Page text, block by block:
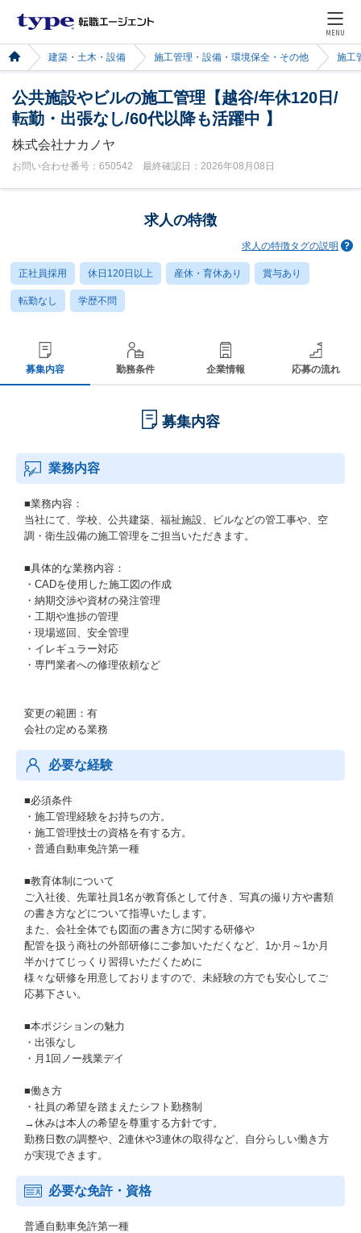
MENU
建築・土木・設備 施工管理・設備・環境保全・その他 施工
公共施設やビルの施工管理【越谷/年休120日/
転勤・出張なし/60代以降も活躍中 】
株式会社ナカノヤ
お問い合わせ番号：650542 最終確認日：2026年08月08日
求人の特徴
求人の特徴タグの説明
正社員採用 休日120日以上 産休・育休あり 賞与あり
転勤なし 学歴不問
募集内容 勤務条件 企業情報 応募の流れ
募集内容
業務内容
■業務内容：
当社にて、学校、公共建築、福祉施設、ビルなどの管工事や、空
調・衛生設備の施工管理をご担当いただきます。
■具体的な業務内容：
・CADを使用した施工図の作成
・納期交渉や資材の発注管理
・工期や進捗の管理
・現場巡回、安全管理
・イレギュラー対応
・専門業者への修理依頼など
変更の範囲：有
会社の定める業務
必要な経験
■必須条件
・施工管理経験をお持ちの方。
・施工管理技士の資格を有する方。
・普通自動車免許第一種
■教育体制について
ご入社後、先輩社員1名が教育係として付き、写真の撮り方や書類
の書き方などについて指導いたします。
また、会社全体でも図面の書き方に関する研修や
配管を扱う商社の外部研修にご参加いただくなど、1か月～1か月
半かけてじっくり習得いただくために
様々な研修を用意しておりますので、未経験の方でも安心してご
応募下さい。
■本ポジションの魅力
・出張なし
・月1回ノー残業デイ
■働き方
・社員の希望を踏まえたシフト勤務制
→休みは本人の希望を尊重する方針です。
勤務日数の調整や、2連休や3連休の取得など、自分らしい働き方
が実現できます。
必要な免許・資格
普通自動車免許第一種